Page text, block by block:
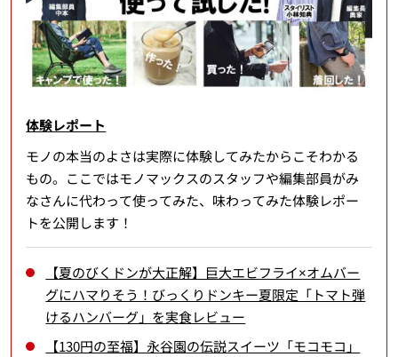
体験レポート
モノの本当のよさは実際に体験してみたからこそわかる
もの。ここではモノマックスのスタッフや編集部員がみ
なさんに代わって使ってみた、味わってみた体験レポー
トを公開します！
【夏のびくドンが大正解】巨大エビフライ×オムバー
グにハマりそう！びっくりドンキー夏限定「トマト弾
けるハンバーグ」を実食レビュー
【130円の至福】永谷園の伝説スイーツ「モコモコ」